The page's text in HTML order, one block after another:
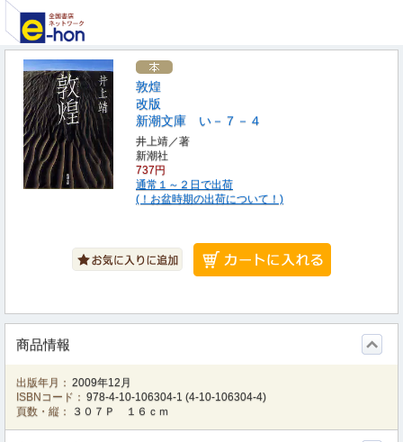
敦煌
改版
新潮文庫 い－７－４
井上靖／著
新潮社
737円
通常１～２日で出荷
(！お盆時期の出荷について！)
商品情報
出版年月： 2009年12月
ISBNコード： 978-4-10-106304-1 (4-10-106304-4)
頁数・縦：
３０７Ｐ １６ｃｍ